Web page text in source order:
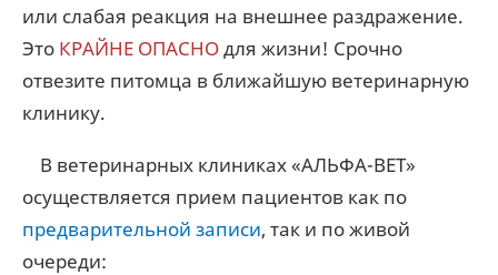
или слабая реакция на внешнее раздражение.
Это КРАЙНЕ ОПАСНОдля жизни! Срочно
отвезите питомца в ближайшую ветеринарную
клинику.
В ветеринарных клиниках «АЛЬФА-ВЕТ»
осуществляется прием пациентов как по
предварительной записи, так и по живой
очереди: